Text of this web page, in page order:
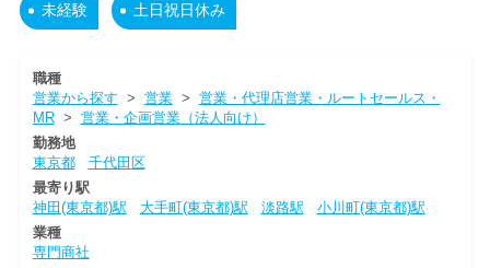
未経験 土日祝日休み
職種
営業から探す > 営業> 営業・代理店営業・ルートセールス・
MR> 営業・企画営業（法人向け）
勤務地
東京都
千代田区
最寄り駅
神田(東京都)駅
大手町(東京都)駅 淡路駅
小川町(東京都)駅
業種
専門商社